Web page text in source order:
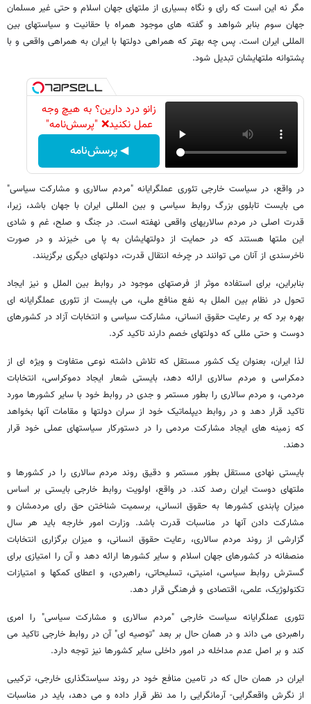
مگر نه این است که رای و نگاه بسیاری از ملتهای جهان اسلام و حتی غیر مسلمان
جهان سوم بنابر شواهد و گفته های موجود همراه با حقانیت و سیاستهای بین
المللی ایران است. پس چه بهتر که همراهی دولتها با ایران به همراهی واقعی و با
پشتوانه ملتهایشان تبدیل شود.
زانو درد دارین؟ به هیچ وجه
عمل نکنید❌ "پرسش‌نامه"
◀ پرسش‌نامه
در واقع، در سیاست خارجی تئوری عملگرایانه "مردم سالاری و مشارکت سیاسی"
می بایست تابلوی بزرگ روابط سیاسی و بین المللی ایران با جهان باشد، زیرا،
قدرت اصلی در مردم سالاریهای واقعی نهفته است. در جنگ و صلح، غم و شادی
این ملتها هستند که در حمایت از دولتهایشان به پا می خیزند و در صورت
ناخرسندی از آنان می توانند در چرخه انتقال قدرت، دولتهای دیگری برگزینند.
بنابراین، برای استفاده موثر از فرصتهای موجود در روابط بین الملل و نیز ایجاد
تحول در نظام بین الملل به نفع منافع ملی، می بایست از تئوری عملگرایانه ای
بهره برد که بر رعایت حقوق انسانی، مشارکت سیاسی و انتخابات آزاد در کشورهای
دوست و حتی مللی که دولتهای خصم دارند تاکید کرد.
لذا ایران، بعنوان یک کشور مستقل که تلاش داشته نوعی متفاوت و ویژه ای از
دمکراسی و مردم سالاری ارائه دهد، بایستی شعار ایجاد دموکراسی، انتخابات
مردمی، و مردم سالاری را بطور مستمر و جدی در روابط خود با سایر کشورها مورد
تاکید قرار دهد و در روابط دیپلماتیک خود از سران دولتها و مقامات آنها بخواهد
که زمینه های ایجاد مشارکت مردمی را در دستورکار سیاستهای عملی خود قرار
دهند.
بایستی نهادی مستقل بطور مستمر و دقیق روند مردم سالاری را در کشورها و
ملتهای دوست ایران رصد کند. در واقع، اولویت روابط خارجی بایستی بر اساس
میزان پابندی کشورها به حقوق انسانی، برسمیت شناختن حق رای مردمشان و
مشارکت دادن آنها در مناسبات قدرت باشد. وزارت امور خارجه باید هر سال
گزارشی از روند مردم سالاری، رعایت حقوق انسانی، و میزان برگزاری انتخابات
منصفانه در کشورهای جهان اسلام و سایر کشورها ارائه دهد و آن را امتیازی برای
گسترش روابط سیاسی، امنیتی، تسلیحاتی، راهبردی، و اعطای کمکها و امتیازات
تکنولوژیک، علمی، اقتصادی و فرهنگی قرار دهد.
تئوری عملگرایانه سیاست خارجی "مردم سالاری و مشارکت سیاسی" را امری
راهبردی می داند و در همان حال بر بعد "توصیه ای" آن در روابط خارجی تاکید می
کند و بر اصل عدم مداخله در امور داخلی سایر کشورها نیز توجه دارد.
ایران در همان حال که در تامین منافع خود در روند سیاستگذاری خارجی، ترکیبی
از نگرش واقعگرایی- آرمانگرایی را مد نظر قرار داده و می دهد، باید در مناسبات